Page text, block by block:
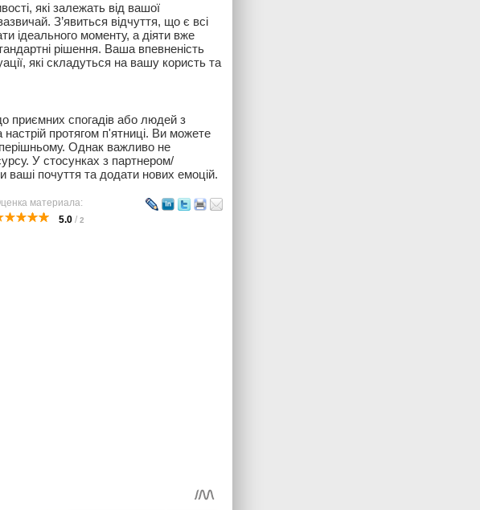
які залежать від вашої
З’явиться відчуття, що є всі
ідеального моменту, а діяти вже
рішення. Ваша впевненість
які складуться на вашу користь та
приємних спогадів або людей з
настрій протягом п'ятниці. Ви можете
Однак важливо не
У стосунках з партнером/
почуття та додати нових емоцій.
материала:
5.0 / 2